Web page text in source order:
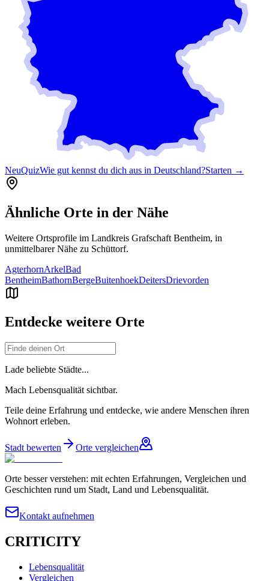
NeuQuizWie gut kennst du dich aus in Deutschland?Starten →
Ähnliche Orte in der Nähe
Weitere Ortsprofile im Landkreis Grafschaft Bentheim, in
unmittelbarer Nähe zu Schüttorf.
AgterhornArkelBad
BentheimBathornBergeBuitenhoekDeitersDrievorden
Entdecke weitere Orte
Lade beliebte Städte...
Mach Lebensqualität sichtbar.
Teile deine Erfahrung und entdecke, wie andere Menschen ihren
Wohnort erleben.
Stadt bewerten Orte vergleichen
Orte besser verstehen: mit echten Erfahrungen, Vergleichen und
Geschichten rund um Stadt, Land und Lebensqualität.
Kontakt aufnehmen
CRITICITY
Lebensqualität
Vergleichen